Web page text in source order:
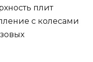
плит
с колесами